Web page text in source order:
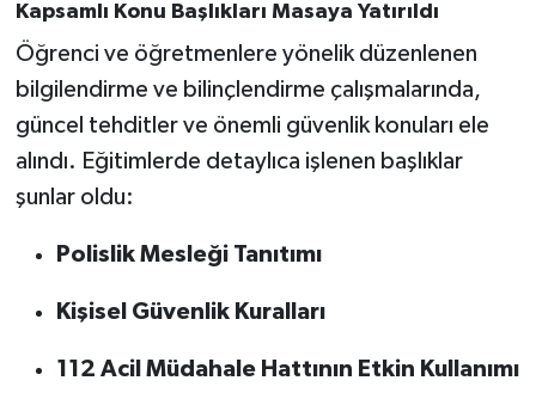
Kapsamlı Konu Başlıkları Masaya Yatırıldı
Öğrenci ve öğretmenlere yönelik düzenlenen
bilgilendirme ve bilinçlendirme çalışmalarında,
güncel tehditler ve önemli güvenlik konuları ele
alındı. Eğitimlerde detaylıca işlenen başlıklar
şunlar oldu:
Polislik Mesleği Tanıtımı
Kişisel Güvenlik Kuralları
112 Acil Müdahale Hattının Etkin Kullanımı